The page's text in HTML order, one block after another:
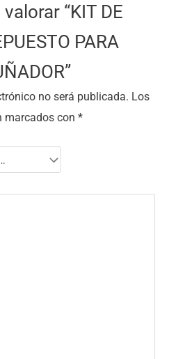
“KIT DE
PARA
no será publicada. Los
marcados con *